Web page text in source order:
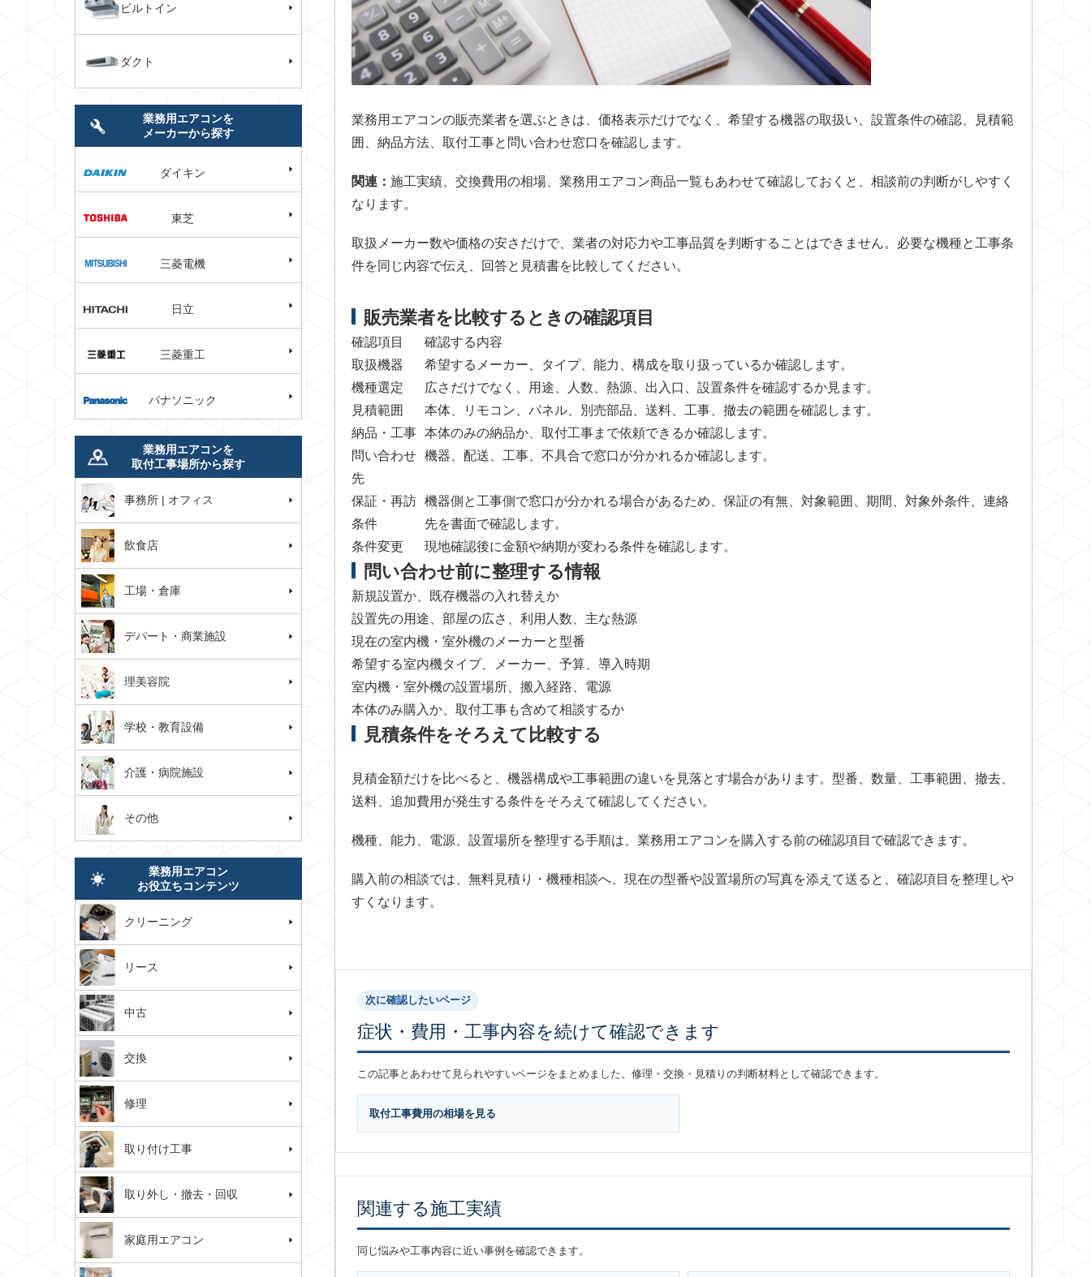
業務用エアコンの販売業者を選ぶときは、価格表示だけでなく、希望する機器の取扱い、設置条件の確認、見積範
囲、納品方法、取付工事と問い合わせ窓口を確認します。
関連： 施工実績 交換費用の相場 業務用エアコン商品一覧 もあわせて確認しておくと、相談前の判断がしやすく
なります。
取扱メーカー数や価格の安さだけで、業者の対応力や工事品質を判断することはできません。必要な機種と工事条
件を同じ内容で伝え、回答と見積書を比較してください。
販売業者を比較するときの確認項目
確認項目
確認する内容
取扱機器
希望するメーカー、タイプ、能力、構成を取り扱っているか確認します。
機種選定
広さだけでなく、用途、人数、熱源、出入口、設置条件を確認するか見ます。
見積範囲
本体、リモコン、パネル、別売部品、送料、工事、撤去の範囲を確認します。
納品・工事 本体のみの納品か、取付工事まで依頼できるか確認します。
問い合わせ
先
機器、配送、工事、不具合で窓口が分かれるか確認します。
保証・再訪
条件
機器側と工事側で窓口が分かれる場合があるため、保証の有無、対象範囲、期間、対象外条件、連絡
先を書面で確認します。
条件変更
現地確認後に金額や納期が変わる条件を確認します。
問い合わせ前に整理する情報
新規設置か、既存機器の入れ替えか
設置先の用途、部屋の広さ、利用人数、主な熱源
現在の室内機・室外機のメーカーと型番
希望する室内機タイプ、メーカー、予算、導入時期
室内機・室外機の設置場所、搬入経路、電源
本体のみ購入か、取付工事も含めて相談するか
見積条件をそろえて比較する
見積金額だけを比べると、機器構成や工事範囲の違いを見落とす場合があります。型番、数量、工事範囲、撤去、
送料、追加費用が発生する条件をそろえて確認してください。
機種、能力、電源、設置場所を整理する手順は、 業務用エアコンを購入する前の確認項目 で確認できます。
購入前の相談では、 無料見積り・機種相談へ、現在の型番や設置場所の写真を添えて送ると、確認項目を整理しや
すくなります。
次に確認したいページ
症状・費用・工事内容を続けて確認できます
この記事とあわせて見られやすいページをまとめました。修理・交換・見積りの判断材料として確認できます。
取付工事費用の相場を見る
関連する施工実績
同じ悩みや工事内容に近い事例を確認できます。
ビルトイン
ダクト
業務用エアコンを
メーカーから探す
ダイキン
東芝
三菱電機
日立
三菱重工
パナソニック
業務用エアコンを
取付工事場所から探す
事務所 | オフィス
飲食店
工場・倉庫
デパート・商業施設
理美容院
学校・教育設備
介護・病院施設
その他
業務用エアコン
お役立ちコンテンツ
クリーニング
リース
中古
交換
修理
取り付け工事
取り外し・撤去・回収
家庭用エアコン